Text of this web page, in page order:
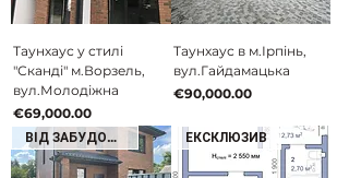
Таунхаус у стилі
"Сканді" м.Ворзель,
вул.Молодіжна
Price
€69,000.00
Таунхаус в м.Ірпінь,
вул.Гайдамацька
Price
€90,000.00
ВІД ЗАБУДОВНИКА ЕКСКЛЮЗИВ